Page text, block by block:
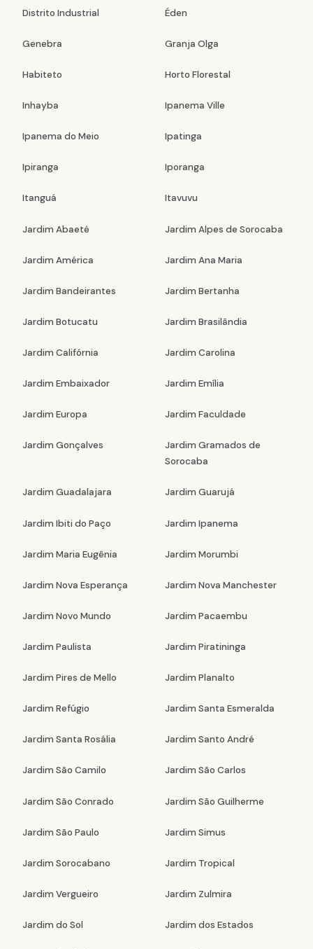
Distrito Industrial Éden
Genebra Granja Olga
Habiteto Horto Florestal
Inhayba Ipanema Ville
Ipanema do Meio Ipatinga
Ipiranga Iporanga
Itanguá Itavuvu
Jardim Abaeté Jardim Alpes de Sorocaba
Jardim América Jardim Ana Maria
Jardim Bandeirantes Jardim Bertanha
Jardim Botucatu Jardim Brasilândia
Jardim Califórnia Jardim Carolina
Jardim Embaixador Jardim Emília
Jardim Europa Jardim Faculdade
Jardim Gonçalves
Jardim Gramados de
Sorocaba
Jardim Guadalajara Jardim Guarujá
Jardim Ibiti do Paço Jardim Ipanema
Jardim Maria Eugênia Jardim Morumbi
Jardim Nova Esperança Jardim Nova Manchester
Jardim Novo Mundo Jardim Pacaembu
Jardim Paulista Jardim Piratininga
Jardim Pires de Mello Jardim Planalto
Jardim Refúgio Jardim Santa Esmeralda
Jardim Santa Rosália Jardim Santo André
Jardim São Camilo Jardim São Carlos
Jardim São Conrado Jardim São Guilherme
Jardim São Paulo Jardim Simus
Jardim Sorocabano Jardim Tropical
Jardim Vergueiro Jardim Zulmira
Jardim do Sol Jardim dos Estados